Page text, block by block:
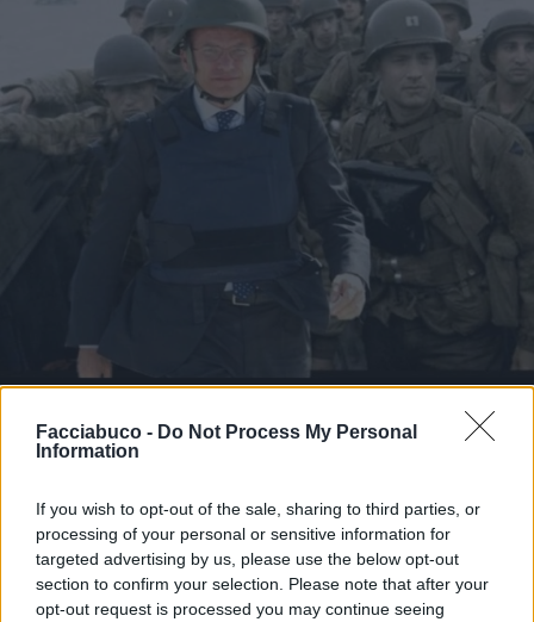
Facciabuco - Do Not Process My Personal
Information
If you wish to opt-out of the sale, sharing to third parties, or
processing of your personal or sensitive information for
targeted advertising by us, please use the below opt-out
section to confirm your selection. Please note that after your
opt-out request is processed you may continue seeing
Stime: 3  Commenti: 4